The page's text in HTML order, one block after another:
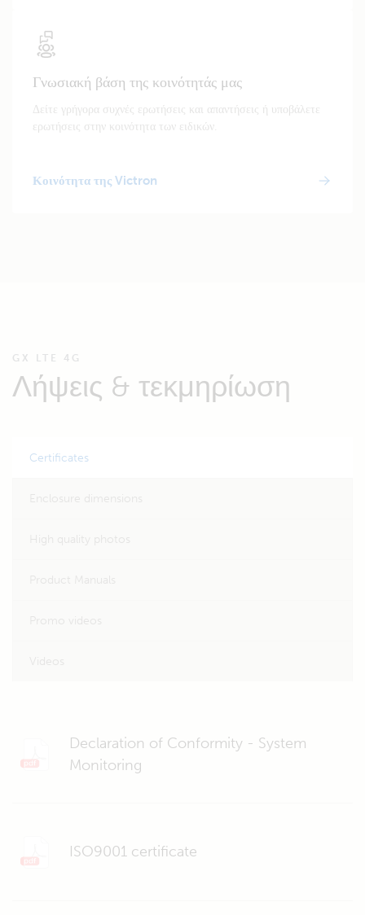
Γνωσιακή βάση της κοινότητάς μας
Δείτε γρήγορα συχνές ερωτήσεις και απαντήσεις ή υποβάλετε
ερωτήσεις στην κοινότητα των ειδικών.
Κοινότητα της Victron
GX LTE 4G
Λήψεις & τεκμηρίωση
Certificates
Declaration of Conformity - System
Monitoring
ISO9001 certificate